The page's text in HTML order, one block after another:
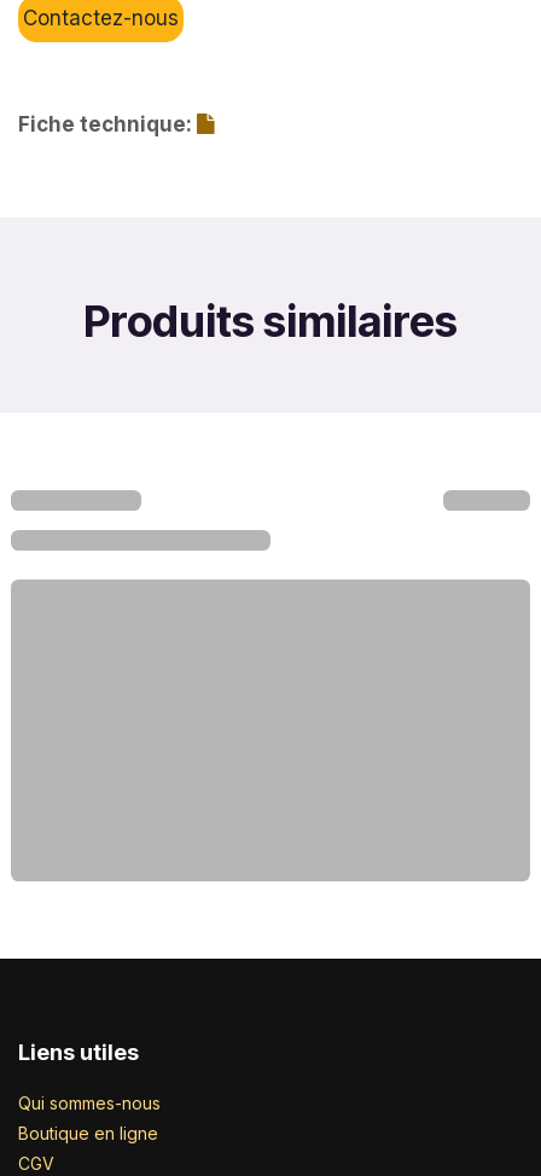
Contactez-nous
Fiche technique:
Produits similaires
Liens utiles
Qui sommes-nous
Boutique en ligne
CGV